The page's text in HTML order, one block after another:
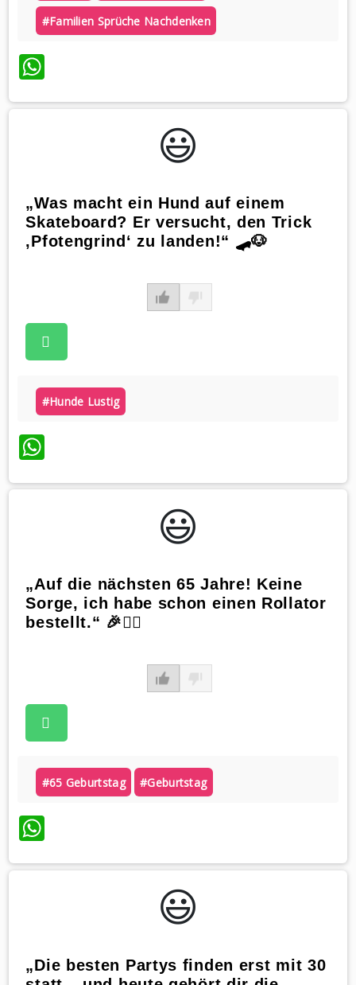
#familien Sprüche Nachdenken
WhatsApp
😃️
„Was macht ein Hund auf einem
Skateboard? Er versucht, den Trick
‚Pfotengrind‘ zu landen!“ 🛹🐶
#hunde Lustig
WhatsApp
😃️
„Auf die nächsten 65 Jahre! Keine
Sorge, ich habe schon einen Rollator
bestellt.“ 🎉🚶‍♀️
#65 Geburtstag #geburtstag
WhatsApp
😃️
„Die besten Partys finden erst mit 30